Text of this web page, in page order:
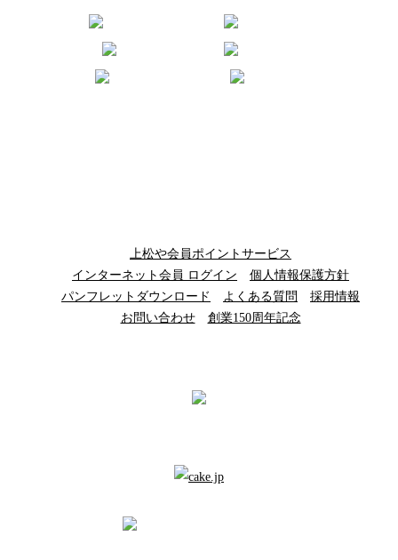
上松や会員ポイントサービス
インターネット会員 ログイン
個人情報保護方針
パンフレットダウンロード
よくある質問
採用情報
お問い合わせ
創業150周年記念